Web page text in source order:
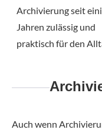
Archivierung seit
Jahren zulässig und
praktisch für den
Auch wenn